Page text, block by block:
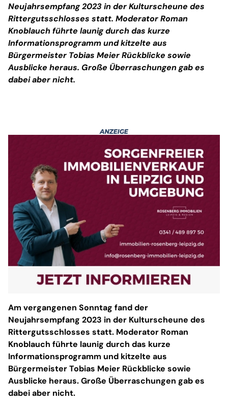
Neujahrsempfang 2023 in der Kulturscheune des
Rittergutsschlosses statt. Moderator Roman
Knoblauch führte launig durch das kurze
Informationsprogramm und kitzelte aus
Bürgermeister Tobias Meier Rückblicke sowie
Ausblicke heraus. Große Überraschungen gab es
dabei aber nicht.
Am vergangenen Sonntag fand der
Neujahrsempfang 2023 in der Kulturscheune des
Rittergutsschlosses statt. Moderator Roman
Knoblauch führte launig durch das kurze
Informationsprogramm und kitzelte aus
Bürgermeister Tobias Meier Rückblicke sowie
Ausblicke heraus. Große Überraschungen gab es
dabei aber nicht.